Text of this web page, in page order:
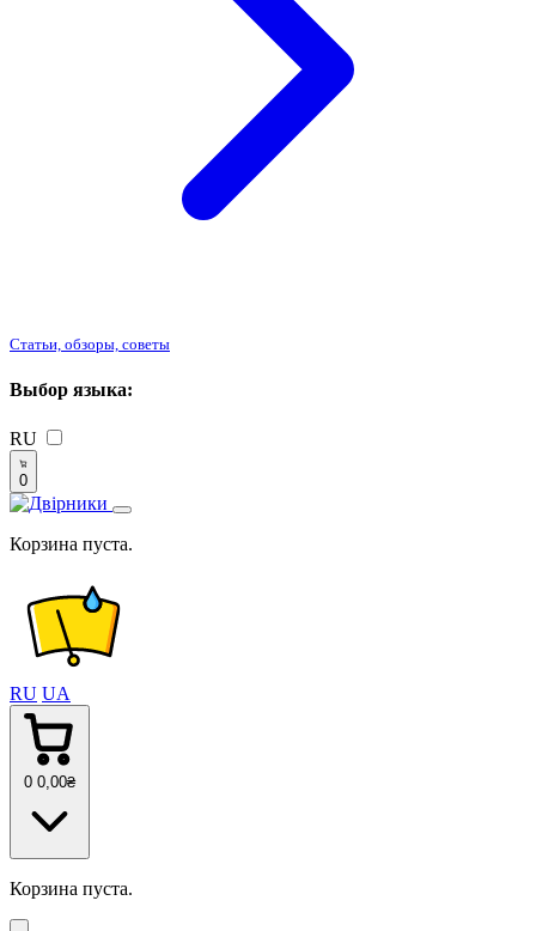
Статьи, обзоры, советы
Выбор языка:
RU
0
Корзина пуста.
RU UA
0 0 ,00₴
Корзина пуста.